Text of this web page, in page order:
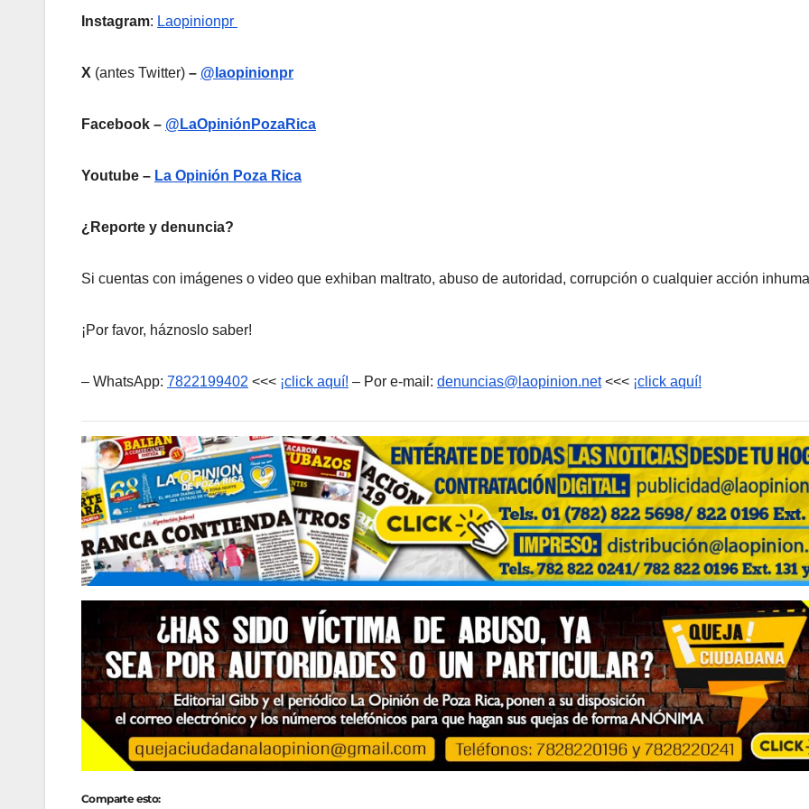
Instagram: Laopinionpr
X (antes Twitter) – @laopinionpr
Facebook – @LaOpiniónPozaRica
Youtube – La Opinión Poza Rica
¿Reporte y denuncia?
Si cuentas con imágenes o video que exhiban maltrato, abuso de autoridad, corrupción o cualquier acción
¡Por favor, háznoslo saber!
– WhatsApp: 7822199402 <<< ¡click aquí! – Por e-mail: denuncias@laopinion.net<<< ¡click aquí!
Comparte esto: